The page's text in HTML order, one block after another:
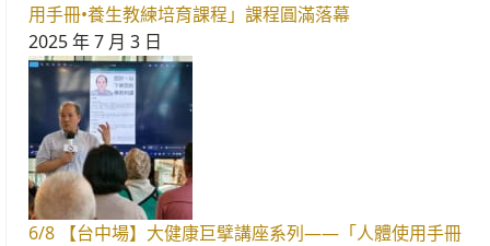
用手冊•養生教練培育課程」課程圓滿落幕
2025 年 7 月 3 日
6/8 【台中場】大健康巨擘講座系列——「人體使用手冊